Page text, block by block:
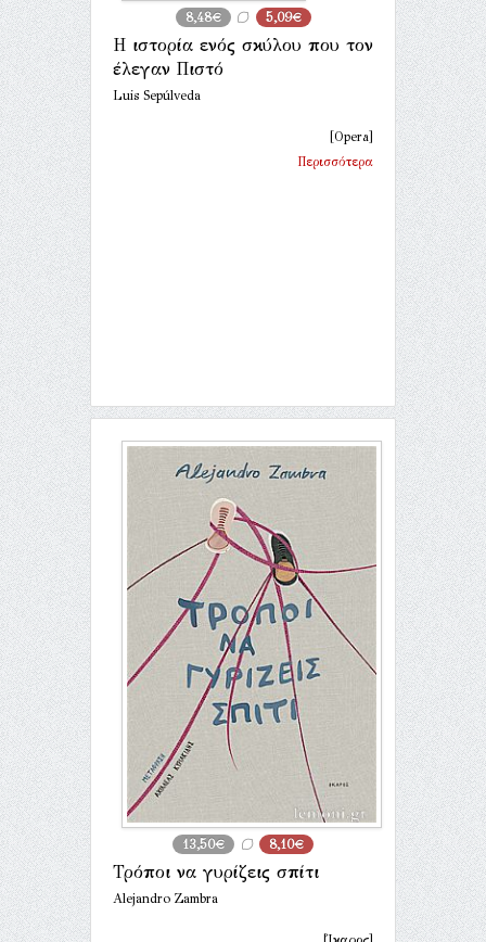
8,48€ 5,09€
Η ιστορία ενός σκύλου που τον
έλεγαν Πιστό
Luis Sepúlveda
[Opera]
Περισσότερα
13,50€ 8,10€
Τρόποι να γυρίζεις σπίτι
Alejandro Zambra